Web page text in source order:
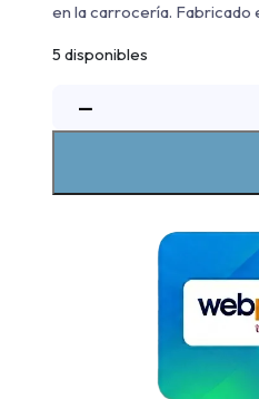
en la carrocería. Fabricado
5 disponibles
−
De
Volkswagen
Amarok
Trendline/
Cromo